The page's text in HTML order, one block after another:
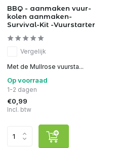
BBQ - aanmaken vuur-
kolen aanmaken-
Survival-Kit -Vuurstarter
Vergelijk
Met de Mullrose vuursta...
Op voorraad
1-2 dagen
€0,99
Incl. btw